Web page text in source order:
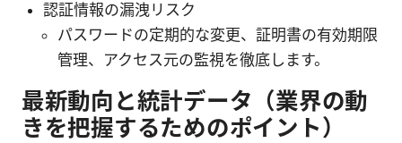
認証情報の漏洩リスク
パスワードの定期的な変更、証明書の有効期限
管理、アクセス元の監視を徹底します。
最新動向と統計データ（業界の動
きを把握するためのポイント）